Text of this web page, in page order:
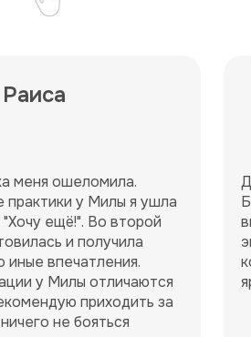
Раиса
меня ошеломила.
практики у Милы я ушла
ещё!". Во второй
и получила
впечатления.
у Милы отличаются
приходить за
не бояться